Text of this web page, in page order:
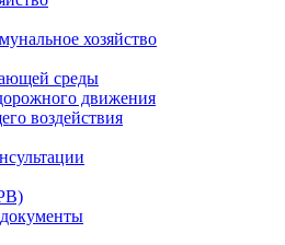
хозяйство
среды
движения
воздействия